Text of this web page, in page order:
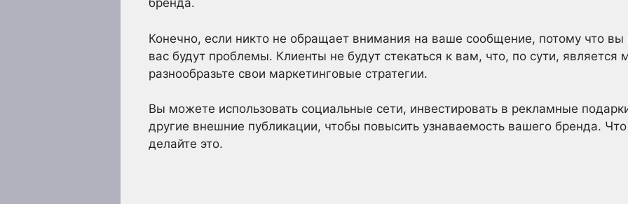
бренда.
Конечно, если никто не обращает внимания на ваше сообщение, потому что вы
вас будут проблемы. Клиенты не будут стекаться к вам, что, по сути, является
разнообразьте свои маркетинговые стратегии.
Вы можете использовать социальные сети, инвестировать в рекламные
другие внешние публикации, чтобы повысить узнаваемость вашего бренда.
делайте это.